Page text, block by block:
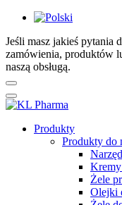
Jeśli masz jakieś pytania
zamówienia, produktów
naszą obsługą.
Produkty
Produkty do
Żele
Olejki